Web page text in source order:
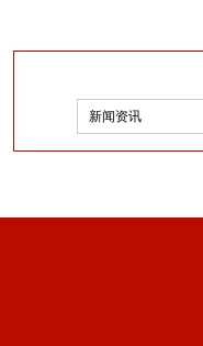
新闻资讯